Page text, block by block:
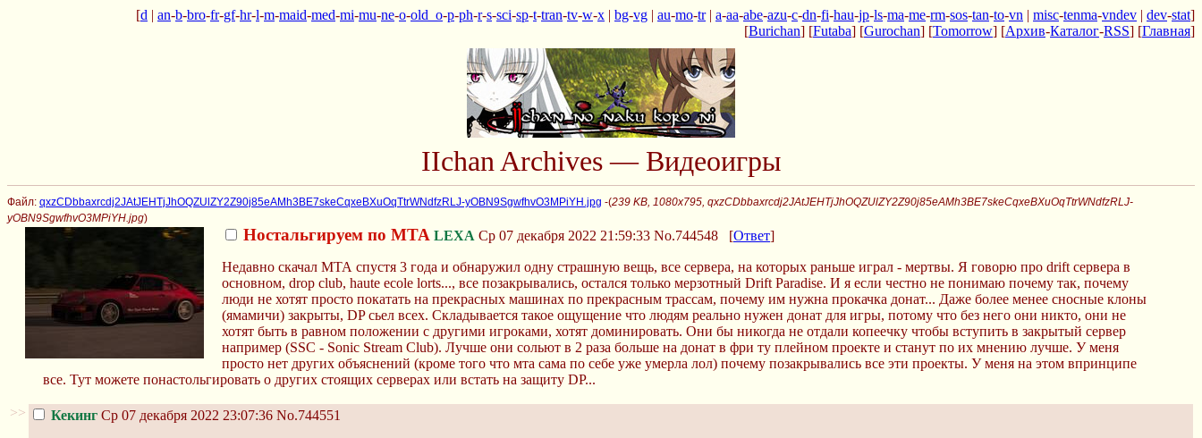
[d | an-b-bro-fr-gf-hr-l-m-maid-med-mi-mu-ne-o-old_o-p-ph-r-s-sci-sp-t-tran-tv-w-x | bg-vg | au-mo-tr| a-aa-abe-azu-c-dn-fi-hau-jp-ls-ma-me-rm-sos-tan-to-vn | misc-tenma-vndev | dev-stat]
[Burichan] [Futaba] [Gurochan] [Tomorrow] [Архив-Каталог-RSS] [Главная]
IIchan Archives — Видеоигры
Файл: qxzCDbbaxrcdj2JAtJEHTjJhOQZUlZY2Z90j85eAMh3BE7skeCqxeBXuOqTtrWNdfzRLJ-yOBN9SgwfhvO3MPiYH.jpg -(239 KB, 1080x795, qxzCDbbaxrcdj2JAtJEHTjJhOQZUlZY2Z90j85eAMh3BE7skeCqxeBXuOqTtrWNdfzRLJ-
yOBN9SgwfhvO3MPiYH.jpg)
Ностальгируем по МTA LEXA Ср 07 декабря 2022 21:59:33 No.744548 [Ответ]
Недавно скачал МТА спустя 3 года и обнаружил одну страшную вещь, все сервера, на которых раньше играл - мертвы. Я говорю про drift сервера в
основном, drop club, haute ecole lorts..., все позакрывались, остался только мерзотный Drift Paradise. И я если честно не понимаю почему так, почему
люди не хотят просто покатать на прекрасных машинах по прекрасным трассам, почему им нужна прокачка донат... Даже более менее сносные клоны
(ямамичи) закрыты, DP cьел всех. Складывается такое ощущение что людям реально нужен донат для игры, потому что без него они никто, они не
хотят быть в равном положении с другими игроками, хотят доминировать. Они бы никогда не отдали копеечку чтобы вступить в закрытый сервер
например (SSC - Sonic Stream Club). Лучше они сольют в 2 раза больше на донат в фри ту плейном проекте и станут по их мнению лучше. У меня
просто нет других объяснений (кроме того что мта сама по себе уже умерла лол) почему позакрывались все эти проекты. У меня на этом впринципе
все. Тут можете понастольгировать о других стоящих серверах или встать на защиту DP...
>> Кекинг Ср 07 декабря 2022 23:07:36 No.744551